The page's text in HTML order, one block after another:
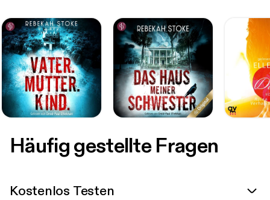
Häufig gestellte Fragen
Kostenlos Testen